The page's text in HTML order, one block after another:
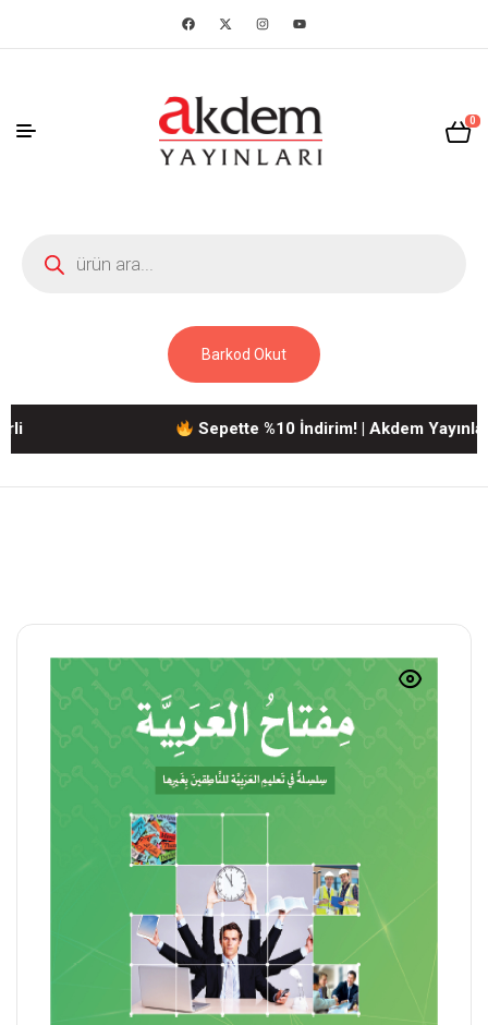
0
Barkod Okut
Sepette %10 İndirim! | Akdem Yayınlarına